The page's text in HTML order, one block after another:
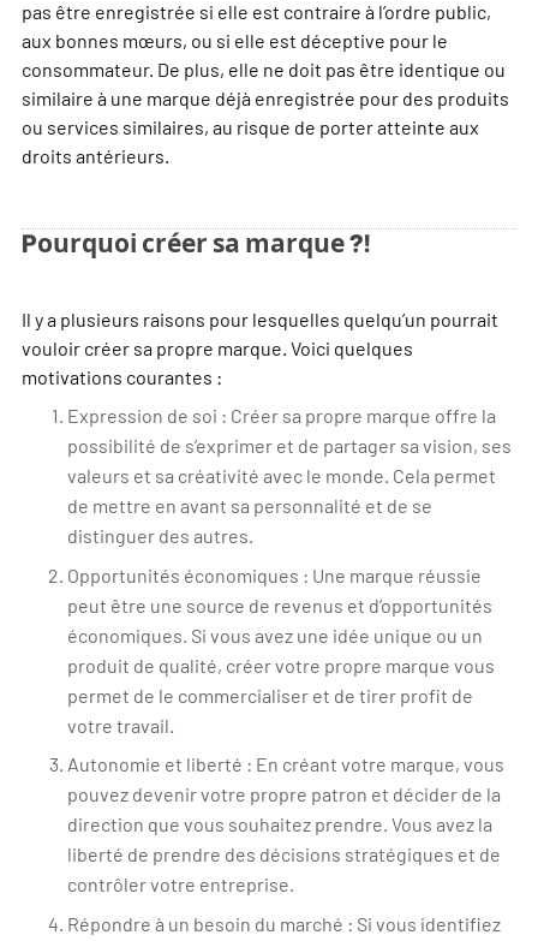
pas être enregistrée si elle est contraire à l’ordre public,
aux bonnes mœurs, ou si elle est déceptive pour le
consommateur. De plus, elle ne doit pas être identique ou
similaire à une marque déjà enregistrée pour des produits
ou services similaires, au risque de porter atteinte aux
droits antérieurs.
Pourquoi créer sa marque ?!
Il y a plusieurs raisons pour lesquelles quelqu’un pourrait
vouloir créer sa propre marque. Voici quelques
motivations courantes :
Expression de soi : Créer sa propre marque offre la
possibilité de s’exprimer et de partager sa vision, ses
valeurs et sa créativité avec le monde. Cela permet
de mettre en avant sa personnalité et de se
distinguer des autres.
Opportunités économiques : Une marque réussie
peut être une source de revenus et d’opportunités
économiques. Si vous avez une idée unique ou un
produit de qualité, créer votre propre marque vous
permet de le commercialiser et de tirer profit de
votre travail.
Autonomie et liberté : En créant votre marque, vous
pouvez devenir votre propre patron et décider de la
direction que vous souhaitez prendre. Vous avez la
liberté de prendre des décisions stratégiques et de
contrôler votre entreprise.
Répondre à un besoin du marché : Si vous identifiez